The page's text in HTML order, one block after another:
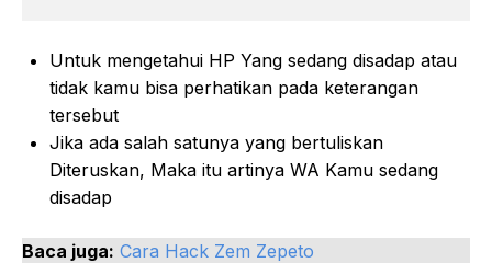
Untuk mengetahui HP Yang sedang disadap atau
tidak kamu bisa perhatikan pada keterangan
tersebut
Jika ada salah satunya yang bertuliskan
Diteruskan, Maka itu artinya WA Kamu sedang
disadap
Baca juga: Cara Hack Zem Zepeto